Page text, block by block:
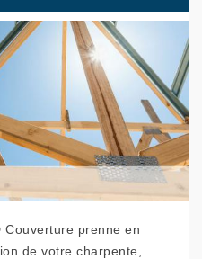
prenne en
de votre charpente,